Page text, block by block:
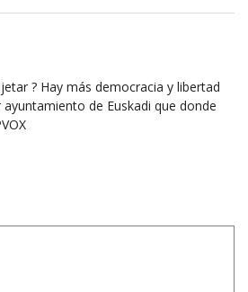
? Hay más democracia y libertad
ayuntamiento de Euskadi que donde